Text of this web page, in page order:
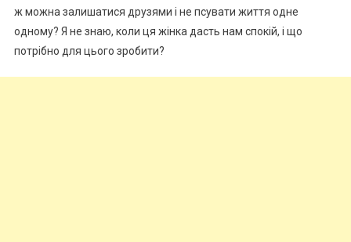
ж можна залишатися друзями і не псувати життя одне
одному? Я не знаю, коли ця жінка дасть нам спокій, і що
потрібно для цього зробити?